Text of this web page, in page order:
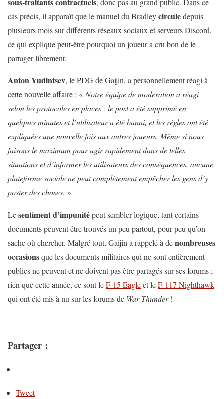
cas précis, il apparaît que le manuel du Bradleycirculedepuis
plusieurs mois sur différents réseaux sociaux et serveurs Discord,
ce qui explique peut-être pourquoi un joueur a cru bon de le
partager librement.
Anton Yudintsev, le PDG de Gaijin, a personnellement réagi à
cette nouvelle affaire : « Notre équipe de moderation a réagi
selon les protocoles en places : le post a été supprimé en
quelques minutes et l’utilisateur a été banni, et les règles ont été
expliquées une nouvelle fois aux autres joueurs. Même si nous
faisons le maximum pour agir rapidement dans de telles
situations et d’informer les utilisateurs des conséquences, aucune
plateforme sociale ne peut complètement empêcher les gens d’y
poster des choses. »
Lesentiment d’impunitépeut sembler logique, tant certains
documents peuvent être trouvés un peu partout, pour peu qu’on
sache où chercher. Malgré tout, Gaijin a rappelé à denombreuses
occasionsque les documents militaires qui ne sont entièrement
publics ne peuvent et ne doivent pas être partagés sur ses forums ;
rien que cette année, ce sont leF-15 Eagleet leF-117 Nighthawk
qui ont été mis à nu sur les forums de War Thunder!
Partager :
Tweet